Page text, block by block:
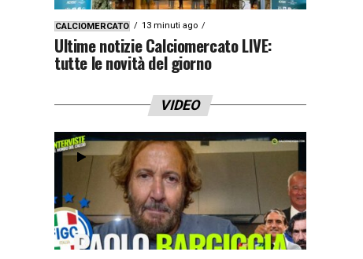
CALCIOMERCATO 13 minuti ago
Ultime notizie Calciomercato LIVE:
tutte le novità del giorno
VIDEO